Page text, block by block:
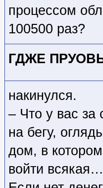
процессом
100500 раз?
ГДЖЕ
накинулся.
– Что у вас
на бегу,
дом, в
войти